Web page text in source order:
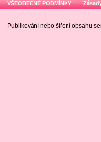
VŠEOBECNÉ PODMÍNKY
Publikování nebo šíření obsahu